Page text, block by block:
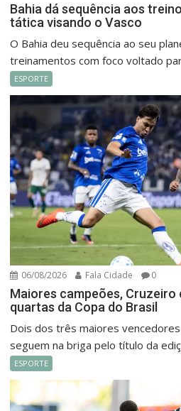
Bahia dá sequência aos
tática visando o Vasco
O Bahia deu sequência ao seu
treinamentos com foco voltado
ESPORTE
06/08/2026 Fala Cidade 0
Maiores campeões, Cruzeiro
quartas da Copa do Brasil
Dois dos três maiores
seguem na briga pelo título da
ESPORTE